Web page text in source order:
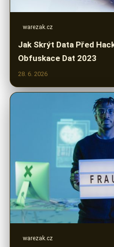
warezak.cz
Jak Skrýt Data Před
Obfuskace Dat 2023
28. 6. 2026
warezak.cz